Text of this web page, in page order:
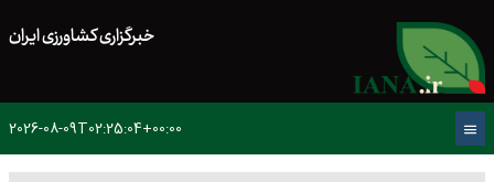
خبرگزاری کشاورزی ایران
2026-08-09T02:25:04+00:00